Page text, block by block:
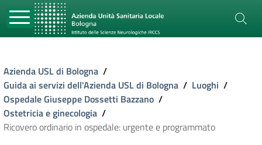
Azienda USL di Bologna /
Guida ai servizi dell'Azienda USL di Bologna / Luoghi /
Ospedale Giuseppe Dossetti Bazzano /
Ostetricia e ginecologia /
Ricovero ordinario in ospedale: urgente e programmato